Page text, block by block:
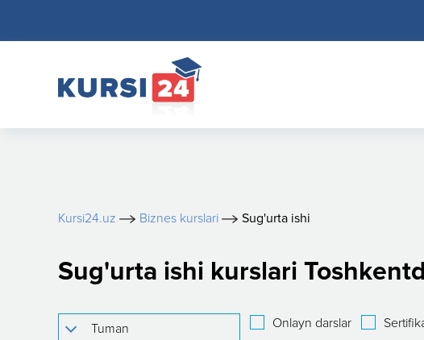
Kursi24.uz Biznes kurslari Sug'urta ishi
Sug'urta ishi kurslari
Onlayn darslar